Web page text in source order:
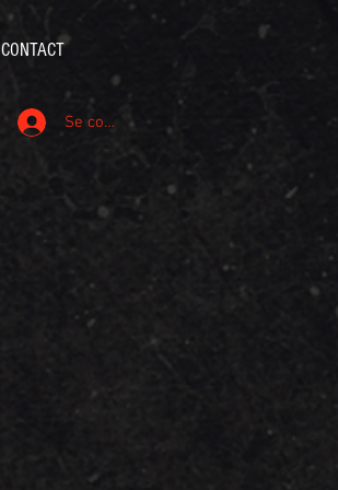
CONTACT
Se connecter